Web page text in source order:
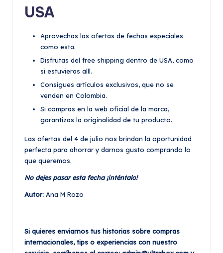
USA
Aprovechas las ofertas de fechas especiales
como esta.
Disfrutas del free shipping dentro de USA, como
si estuvieras allí.
Consigues artículos exclusivos, que no se
venden en Colombia.
Si compras en la web oficial de la marca,
garantizas la originalidad de tu producto.
Las ofertas del 4 de julio nos brindan la oportunidad
perfecta para ahorrar y darnos gusto comprando lo
que queremos.
No dejes pasar esta fecha ¡inténtalo!
Autor: Ana M Rozo
Si quieres enviarnos tus historias sobre compras
internacionales, tips o experiencias con nuestro